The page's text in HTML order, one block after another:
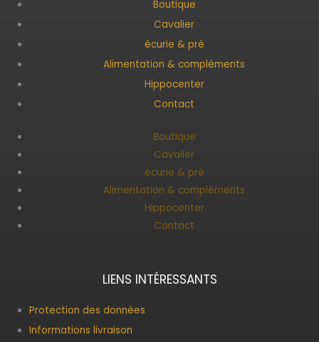
Boutique
Cavalier
écurie & pré
Alimentation & compléments
Hippocenter
Contact
Boutique
Cavalier
écurie & pré
Alimentation & compléments
Hippocenter
Contact
LIENS INTÉRESSANTS
Protection des données
Informations livraison